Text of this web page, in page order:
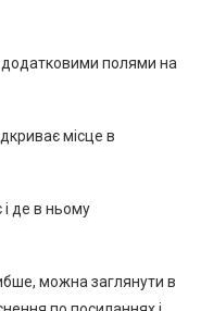
полями на
місце в
і де в ньому
можна заглянути в